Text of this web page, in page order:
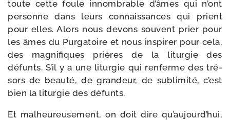
toute cette foule innom­brable d’âmes qui n’ont
per­sonne dans leurs connais­sances qui prient
pour elles. Alors nous devons sou­vent prier pour
les âmes du Purgatoire et nous ins­pi­rer pour cela,
des magni­fiques prières de la litur­gie des
défunts. S’il y a une litur­gie qui ren­ferme des tré­
sors de beau­té, de gran­deur, de subli­mi­té, c’est
bien la litur­gie des défunts.
Et mal­heu­reu­se­ment, on doit dire qu’aujourd’hui,